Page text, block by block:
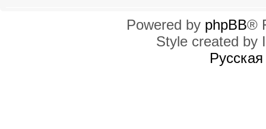
Powered by phpBB®
Style created by